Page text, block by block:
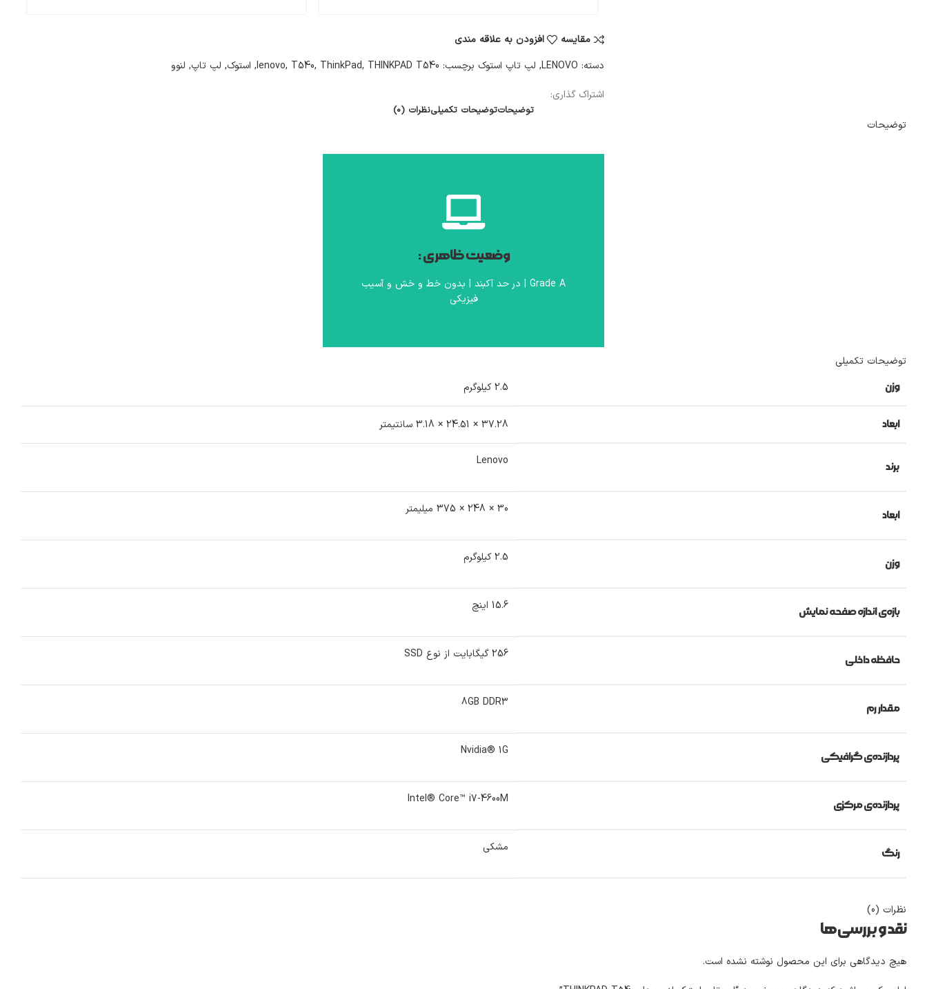
مقايسه
افزودن به علاقه مندی
دسته: LENOVO
, لپ تاپ استوک برچسب: lenovo, T540, ThinkPad, THINKPAD T540
, استوک, لپ تاپ, لنوو
اشتراک گذاری:
توضیحاتتوضیحات تکمیلینظرات (0)
توضیحات
وضعیت ظاهری :
Grade A | در حد آکبند | بدون خط و خش و آسیب
فیزیکی
وضعیت فنی :
سلامت کامل لپ تاپ پس از تست %100 قطعات
توضیحات تکمیلی
وزن 2.5 کیلوگرم
ابعاد 37.28 × 24.51 × 3.18 سانتیمتر
برند Lenovo
ابعاد 30 × 248 × 375 میلیمتر
وزن 2.5 کیلوگرم
بازه‌ی اندازه صفحه نمایش 15.6 اینچ
حافظه داخلی 256 گیگابایت از نوع SSD
مقدار رم 8GB DDR3
پردازنده‌ی گرافیکی Nvidia® 1G
پردازنده‌ی مرکزی Intel® Core™ i7-4600M
رنگ مشکی
نظرات (0)
نقد و بررسی‌ها
هیچ دیدگاهی برای این محصول نوشته نشده است.